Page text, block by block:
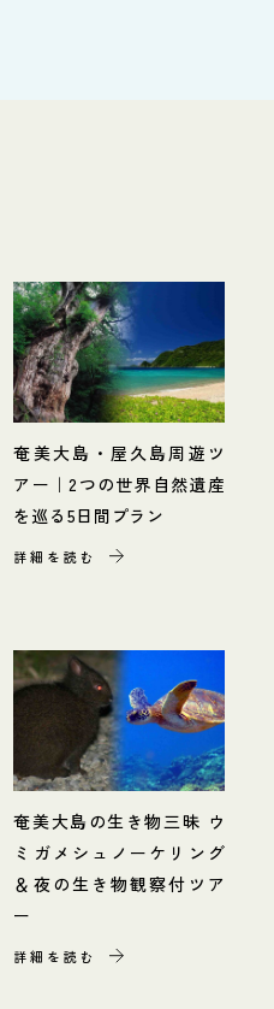
奄美大島・屋久島周遊ツ
アー｜2つの世界自然遺産
を巡る5日間プラン
詳細を読む
奄美大島の生き物三昧 ウ
ミガメシュノーケリング
＆夜の生き物観察付ツア
ー
詳細を読む